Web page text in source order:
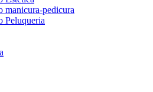
manicura-pedicura
Peluqueria